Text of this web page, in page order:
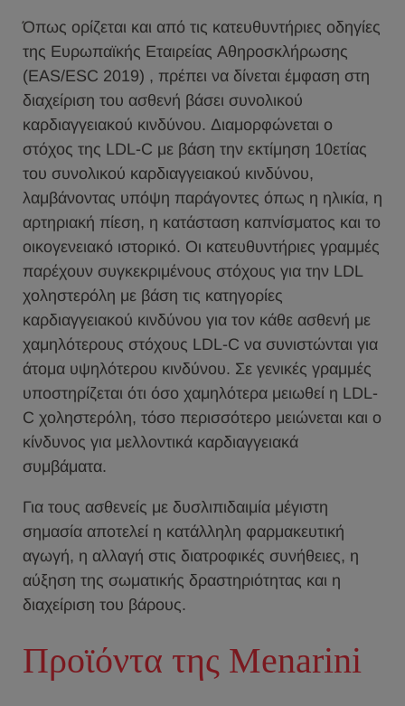
Όπως ορίζεται και από τις κατευθυντήριες οδηγίες
της Ευρωπαϊκής Εταιρείας Αθηροσκλήρωσης
(EAS/ESC 2019) , πρέπει να δίνεται έμφαση στη
διαχείριση του ασθενή βάσει συνολικού
καρδιαγγειακού κινδύνου. Διαμορφώνεται ο
στόχος της LDL-C με βάση την εκτίμηση 10ετίας
του συνολικού καρδιαγγειακού κινδύνου,
λαμβάνοντας υπόψη παράγοντες όπως η ηλικία, η
αρτηριακή πίεση, η κατάσταση καπνίσματος και το
οικογενειακό ιστορικό. Οι κατευθυντήριες γραμμές
παρέχουν συγκεκριμένους στόχους για την LDL
χοληστερόλη με βάση τις κατηγορίες
καρδιαγγειακού κινδύνου για τον κάθε ασθενή με
χαμηλότερους στόχους LDL-C να συνιστώνται για
άτομα υψηλότερου κινδύνου. Σε γενικές γραμμές
υποστηρίζεται ότι όσο χαμηλότερα μειωθεί η LDL-
C χοληστερόλη, τόσο περισσότερο μειώνεται και ο
κίνδυνος για μελλοντικά καρδιαγγειακά
συμβάματα.
Για τους ασθενείς με δυσλιπιδαιμία μέγιστη
σημασία αποτελεί η κατάλληλη φαρμακευτική
αγωγή, η αλλαγή στις διατροφικές συνήθειες, η
αύξηση της σωματικής δραστηριότητας και η
διαχείριση του βάρους.
Προϊόντα της Menarini